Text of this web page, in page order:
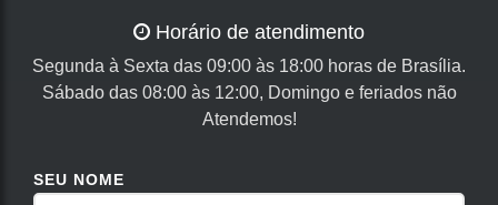
Horário de atendimento
Segunda à Sexta das 09:00 às 18:00 horas de Brasília.
Sábado das 08:00 às 12:00, Domingo e feriados não
Atendemos!
SEU NOME